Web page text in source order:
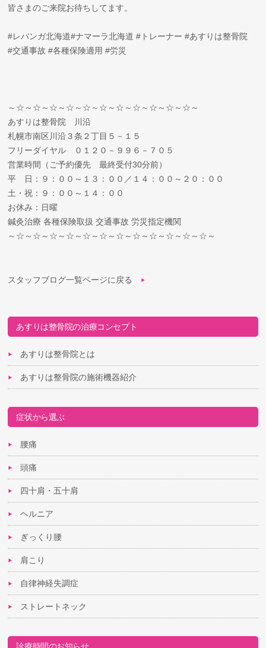
皆さまのご来院お待ちしてます。
#レバンガ北海道#ナマーラ北海道 #トレーナー #あすりは整骨院
#交通事故 #各種保険適用 #労災
～☆～☆～☆～☆～☆～☆～☆～☆～☆～☆～☆～
あすりは整骨院 川沿
札幌市南区川沿３条２丁目５－１５
フリーダイヤル ０１２０－９９６－７０５
営業時間（ご予約優先 最終受付30分前）
平 日：９：００～１３：００／１４：００～２０：００
土・祝：９：００～１４：００
お休み：日曜
鍼灸治療 各種保険取扱 交通事故 労災指定機関
～☆～☆～☆～☆～☆～☆～☆～☆～☆～☆～☆～☆～
スタッフブログ一覧ページに戻る
あすりは整骨院の治療コンセプト
あすりは整骨院とは
あすりは整骨院の施術機器紹介
症状から選ぶ
腰痛
頭痛
四十肩・五十肩
ヘルニア
ぎっくり腰
肩こり
自律神経失調症
ストレートネック